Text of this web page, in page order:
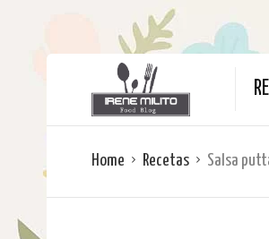
Home Recetas Salsa